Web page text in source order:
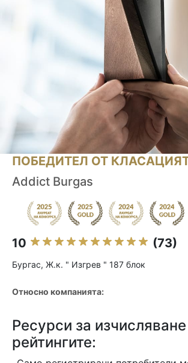
ПОБЕДИТЕЛ ОТ
Addict Burgas
10 (73)
Бургас, Ж.к. " Изгрев " 187 блок
Относно компанията:
Ресурси за
рейтингите: